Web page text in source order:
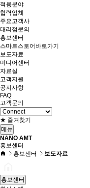
적용분야
협력업체
주요고객사
대리점문의
홍보센터
스마트스토어바로가기
보도자료
미디어센터
자료실
고객지원
공지사항
FAQ
고객문의
★ 즐겨찾기
메뉴
NANO AMT
홍보센터
홍보센터
보도자료
홍보센터